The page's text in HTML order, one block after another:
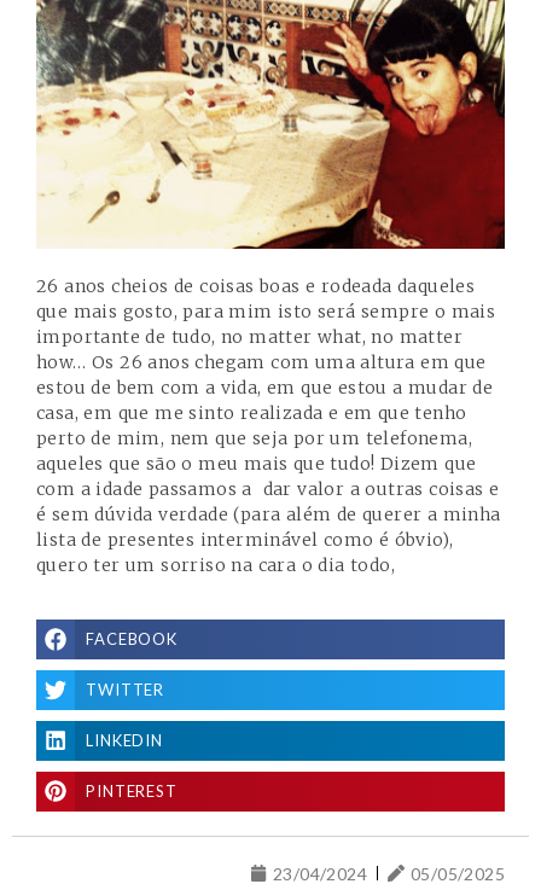
26 anos cheios de coisas boas e rodeada daqueles
que mais gosto, para mim isto será sempre o mais
importante de tudo, no matter what, no matter
how… Os 26 anos chegam com uma altura em que
estou de bem com a vida, em que estou a mudar de
casa, em que me sinto realizada e em que tenho
perto de mim, nem que seja por um telefonema,
aqueles que são o meu mais que tudo! Dizem que
com a idade passamos a dar valor a outras coisas e
é sem dúvida verdade (para além de querer a minha
lista de presentes interminável como é óbvio),
quero ter um sorriso na cara o dia todo,
FACEBOOK
TWITTER
LINKEDIN
PINTEREST
23/04/2024 05/05/2025